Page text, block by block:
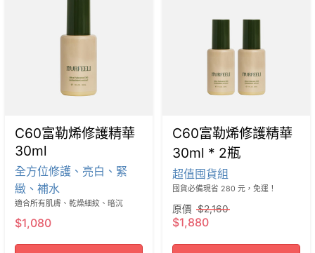
C60富勒烯修護精華
30ml
全方位修護、亮白、緊
緻、補水
適合所有肌膚、乾燥細紋、暗沉
$1,080
C60富勒烯修護精華
30ml * 2瓶
超值囤貨組
囤貨必備現省 280 元，免運！
原價 $2,160
$1,880